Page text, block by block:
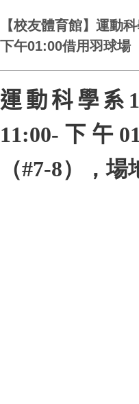
【校友體育館】運動
下午01:00借用羽球場
運動科學系
11:00- 下午
（#7-8），場